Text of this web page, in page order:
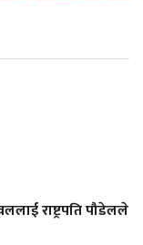
राष्ट्रपति पौडेलले